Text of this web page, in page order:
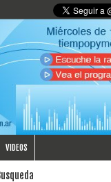
VIDEOS